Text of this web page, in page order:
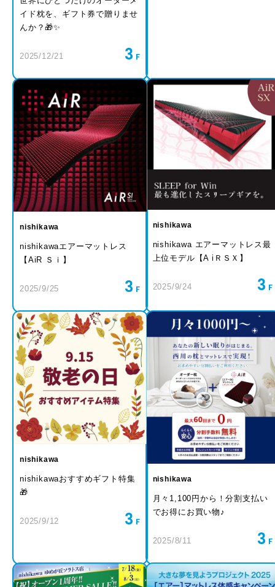
イド枕を、ギフト券で贈りませ
んか？🎁✨
2025/12/21 3
nishikawa
nishikawaエアーマットレス
【AiR Ｓｉ】
2025/9/25 3
nishikawa
nishikawa エアーマットレス最
上位モデル【A iＲＳＸ】
2025/9/24 3
nishikawa
nishikawaおすすめギフト特集
🎁
2025/9/12 3
nishikawa
月々1,100円から！分割支払い
でお得にお買い物♪
2025/8/11 3